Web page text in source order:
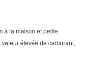
à la maison et petite
élevée de carburant,